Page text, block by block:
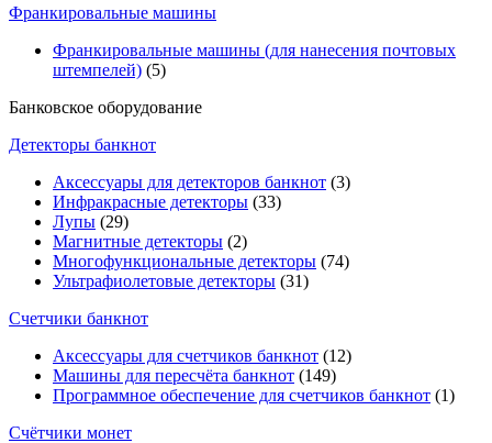
Франкировальные машины
Франкировальные машины (для нанесения почтовых
штемпелей) (5)
Банковское оборудование
Детекторы банкнот
Аксессуары для детекторов банкнот (3)
Инфракрасные детекторы (33)
Лупы (29)
Магнитные детекторы (2)
Многофункциональные детекторы (74)
Ультрафиолетовые детекторы (31)
Счетчики банкнот
Аксессуары для счетчиков банкнот (12)
Машины для пересчёта банкнот (149)
Программное обеспечение для счетчиков банкнот (1)
Счётчики монет